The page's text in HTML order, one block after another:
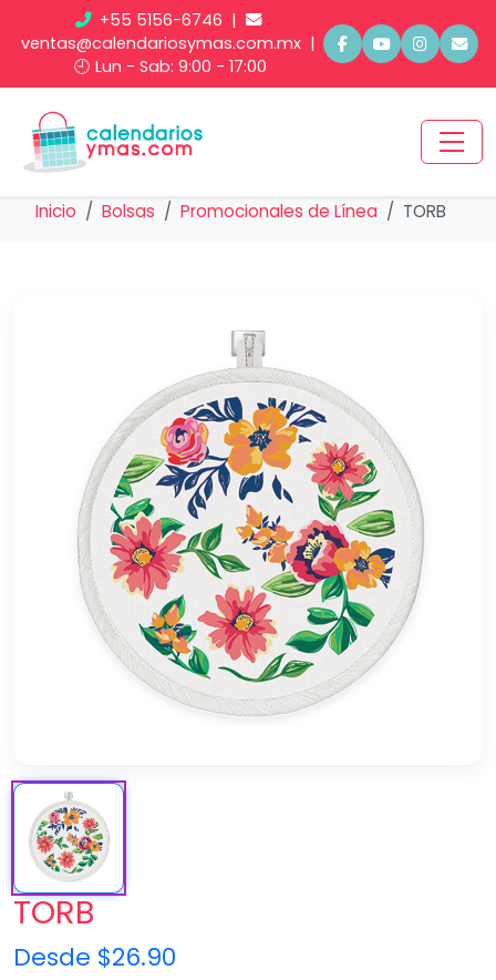
+55 5156-6746 |
ventas@calendariosymas.com.mx |
🕘 Lun - Sab: 9:00 - 17:00
Inicio Bolsas Promocionales de Línea TORB
TORB
Desde $26.90